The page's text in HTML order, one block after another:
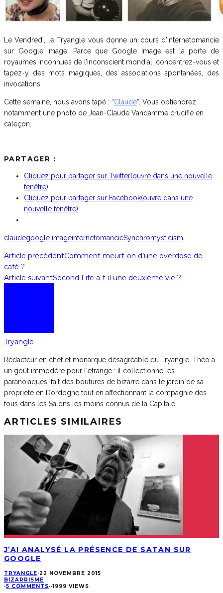
Le Vendredi, le Tryangle vous donne un cours d’internetomancie
sur Google Image. Parce que Google Image est la porte de
royaumes inconnues de l’inconscient mondial, concentrez-vous et
tapez-y des mots magiques, des associations spontanées, des
invocations…
Cette semaine, nous avons tapé : “Claude“. Vous obtiendrez
notamment une photo de Jean-Claude Vandamme crucifié en
caleçon.
PARTAGER :
Cliquez pour partager sur Twitter(ouvre dans une nouvelle
fenêtre)
Cliquez pour partager sur Facebook(ouvre dans une
nouvelle fenêtre)
claudegoogle imageinternetomancieSynchromysticism
Article précédentComment meurt-on d’une overdose de
café ?
Article suivantSecond Life a-t-il une deuxième vie ?
Tryangle
Rédacteur en chef et monarque désagréable du Tryangle, Théo a
un goût immodéré pour l'étrange : il collectionne les
paranoïaques, fait des boutures de bizarre dans le jardin de sa
propriété en Dordogne tout en affectionnant la compagnie des
fous dans les Salons les moins connus de la Capitale.
ARTICLES SIMILAIRES
J’AI ANALYSÉ LA PRÉSENCE DE SATAN SUR
GOOGLE
TRYANGLE·22 NOVEMBRE 2015
BIZARRISME
·5 COMMENTS··1999 VIEWS